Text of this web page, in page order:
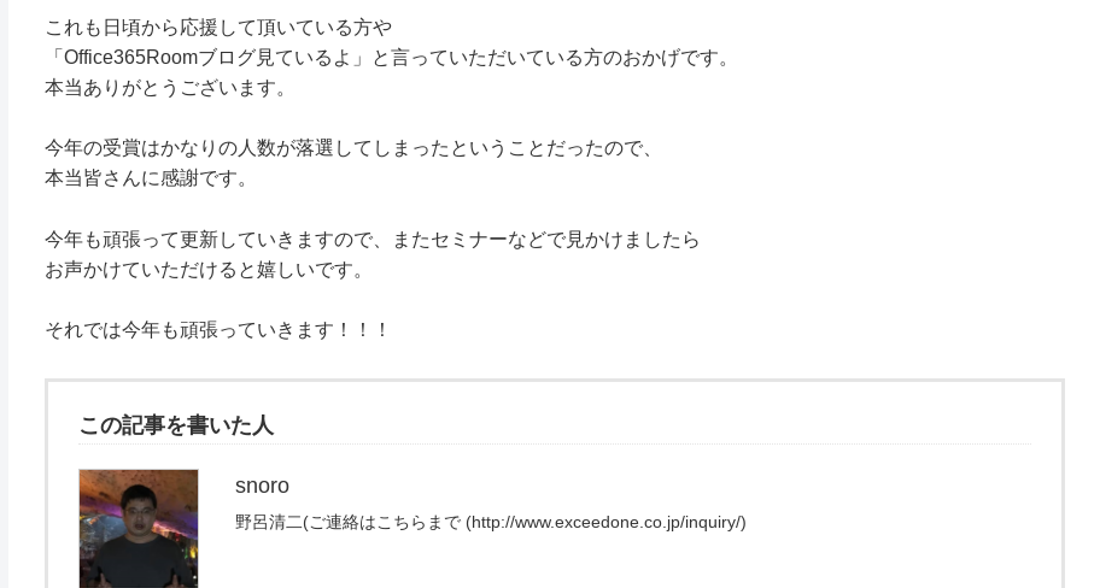
これも日頃から応援して頂いている方や
「Office365Roomブログ見ているよ」と言っていただいている方のおかげです。
本当ありがとうございます。
今年の受賞はかなりの人数が落選してしまったということだったので、
本当皆さんに感謝です。
今年も頑張って更新していきますので、またセミナーなどで見かけましたら
お声かけていただけると嬉しいです。
それでは今年も頑張っていきます！！！
この記事を書いた人
snoro
野呂清二(ご連絡はこちらまで (http://www.exceedone.co.jp/inquiry/)